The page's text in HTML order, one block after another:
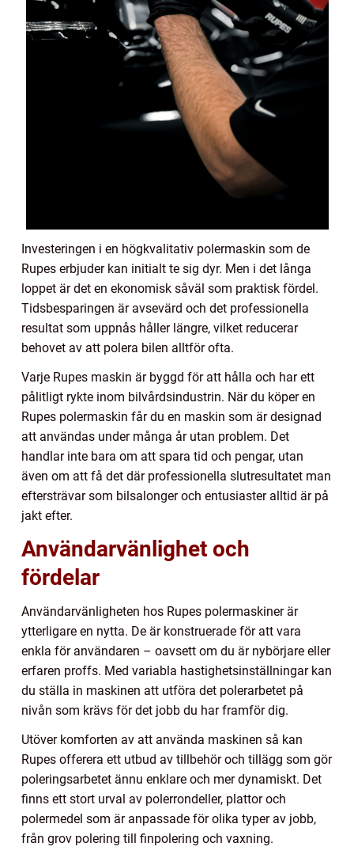
Investeringen i en högkvalitativ polermaskin som de
Rupes erbjuder kan initialt te sig dyr. Men i det långa
loppet är det en ekonomisk såväl som praktisk fördel.
Tidsbesparingen är avsevärd och det professionella
resultat som uppnås håller längre, vilket reducerar
behovet av att polera bilen alltför ofta.
Varje Rupes maskin är byggd för att hålla och har ett
pålitligt rykte inom bilvårdsindustrin. När du köper en
Rupes polermaskin får du en maskin som är designad
att användas under många år utan problem. Det
handlar inte bara om att spara tid och pengar, utan
även om att få det där professionella slutresultatet man
eftersträvar som bilsalonger och entusiaster alltid är på
jakt efter.
Användarvänlighet och
fördelar
Användarvänligheten hos Rupes polermaskiner är
ytterligare en nytta. De är konstruerade för att vara
enkla för användaren – oavsett om du är nybörjare eller
erfaren proffs. Med variabla hastighetsinställningar kan
du ställa in maskinen att utföra det polerarbetet på
nivån som krävs för det jobb du har framför dig.
Utöver komforten av att använda maskinen så kan
Rupes offerera ett utbud av tillbehör och tillägg som gör
poleringsarbetet ännu enklare och mer dynamiskt. Det
finns ett stort urval av polerrondeller, plattor och
polermedel som är anpassade för olika typer av jobb,
från grov polering till finpolering och vaxning.